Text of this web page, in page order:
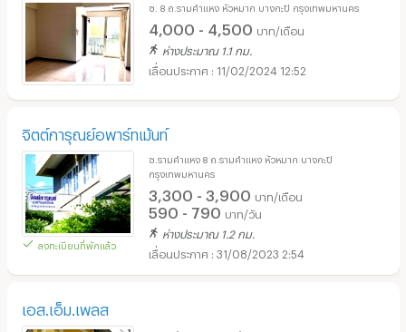
ซ. 8 ถ.รามคำแหง หัวหมาก บางกะปิ กรุงเทพมหานคร
4,000 - 4,500 บาท/เดือน
ห่างประมาณ 1.1 กม.
11/02/2024 12:52
จิตต์การุณย์อพาร์ทเม้นท์
ลงทะเบียนที่พักแล้ว
ซ.รามคำแหง 8 ถ.รามคำแหง หัวหมาก บางกะปิ
กรุงเทพมหานคร
3,300 - 3,900 บาท/เดือน
590 - 790 บาท/วัน
ห่างประมาณ 1.2 กม.
31/08/2023 2:54
เอส.เอ็ม.เพลส